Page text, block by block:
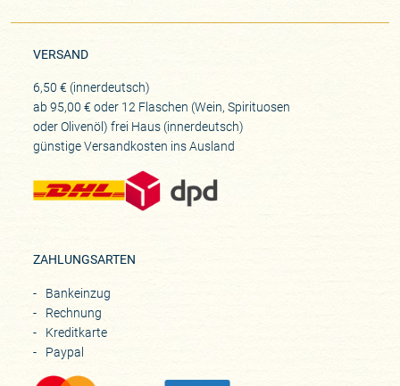
VERSAND
6,50 € (innerdeutsch)
ab 95,00 € oder 12 Flaschen (Wein, Spirituosen
oder Olivenöl) frei Haus (innerdeutsch)
günstige Versandkosten ins Ausland
ZAHLUNGSARTEN
Bankeinzug
Rechnung
Kreditkarte
Paypal